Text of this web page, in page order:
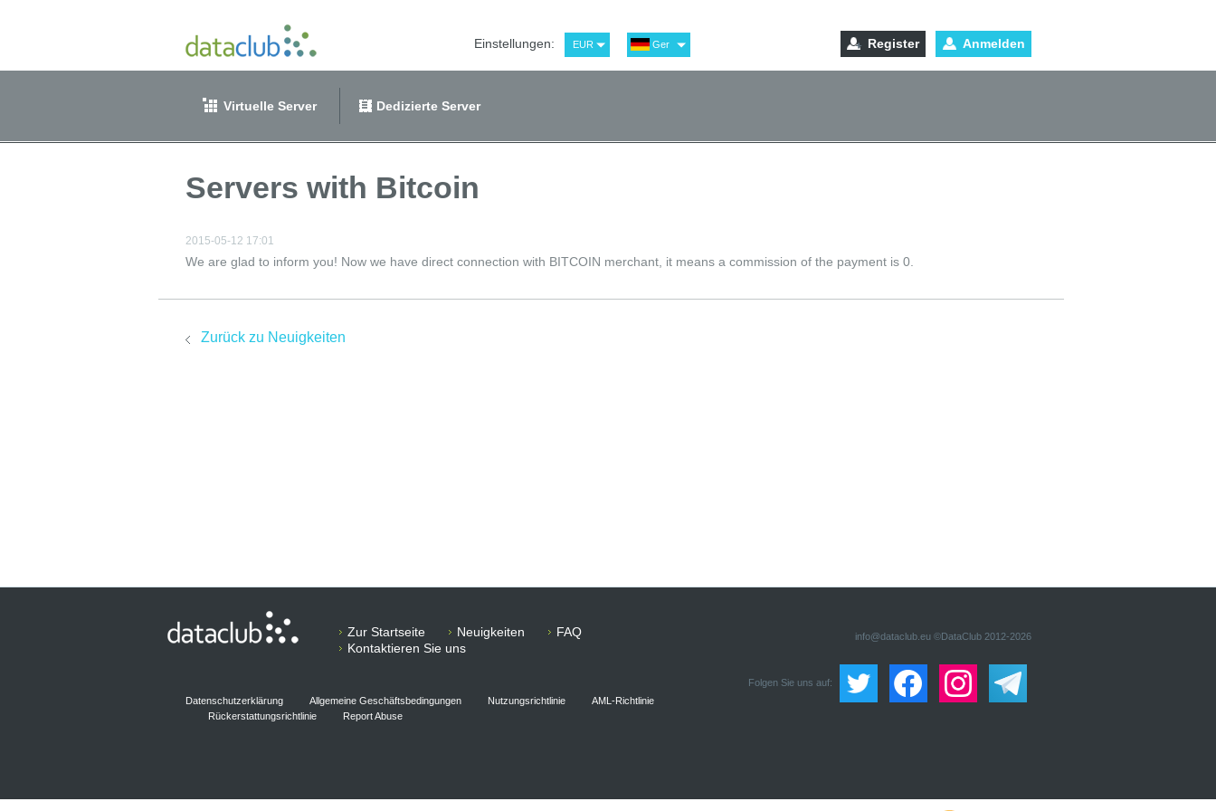
Register Anmelden
Einstellungen: EUR
USD
Ger
Eng
Virtuelle Server Dedizierte Server
Servers with Bitcoin
2015-05-12 17:01
We are glad to inform you! Now we have direct connection with BITCOIN merchant, it means a commission of the payment is 0.
Zurück zu Neuigkeiten
Zur Startseite Neuigkeiten
FAQ
Kontaktieren Sie uns
Datenschutzerklärung Allgemeine Geschäftsbedingungen Nutzungsrichtlinie
AML-Richtlinie
Rückerstattungsrichtlinie
Report Abuse
info@dataclub.eu ©DataClub 2012-2026
Folgen Sie uns auf: